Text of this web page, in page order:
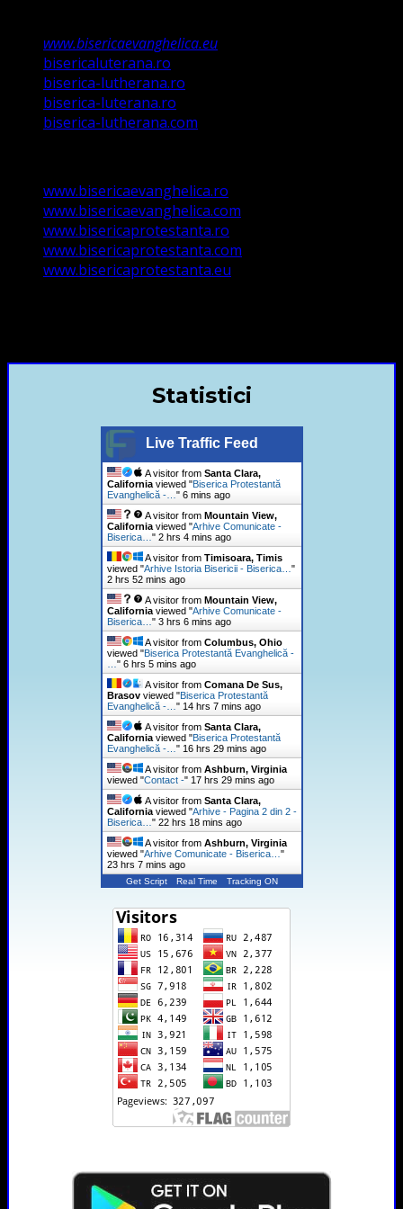
www.bisericaevanghelica.eu
bisericaluterana.ro
biserica-lutherana.ro
biserica-luterana.ro
biserica-lutherana.com
www.bisericaevanghelica.ro
www.bisericaevanghelica.com
www.bisericaprotestanta.ro
www.bisericaprotestanta.com
www.bisericaprotestanta.eu
Statistici
Live Traffic Feed
A visitor from Santa Clara,
Californiaviewed "Biserica Protestantă
Evanghelică -… " 6 mins ago
A visitor from Mountain View,
Californiaviewed "Arhive Comunicate -
Biserica… " 2 hrs 4 mins ago
A visitor from Timisoara, Timis
viewed "Arhive Istoria Bisericii - Biserica… "
2 hrs 52 mins ago
A visitor from Mountain View,
Californiaviewed "Arhive Comunicate -
Biserica… " 3 hrs 6 mins ago
A visitor from Columbus, Ohio
viewed "Biserica Protestantă Evanghelică -
" 6 hrs 5 mins ago
A visitor from Comana De Sus,
Brasovviewed "Biserica Protestantă
Evanghelică -… " 14 hrs 7 mins ago
A visitor from Santa Clara,
Californiaviewed "Biserica Protestantă
Evanghelică -… " 16 hrs 29 mins ago
A visitor from Ashburn, Virginia
viewed "Contact -" 17 hrs 29 mins ago
A visitor from Santa Clara,
Californiaviewed "Arhive - Pagina 2 din 2 -
Biserica… " 22 hrs 18 mins ago
A visitor from Ashburn, Virginia
viewed "Arhive Comunicate - Biserica… "
23 hrs 7 mins ago
Get Script Real Time Tracking ON